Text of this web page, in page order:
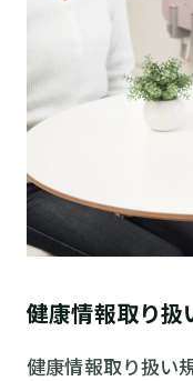
健康情報取り扱
健康情報取り扱い